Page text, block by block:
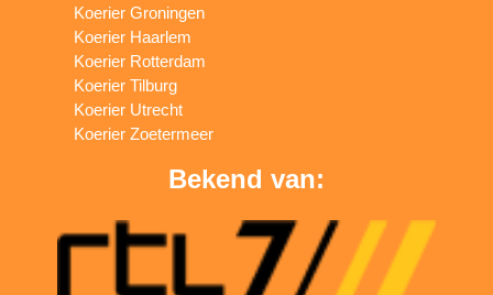
Koerier Groningen
Koerier Haarlem
Koerier Rotterdam
Koerier Tilburg
Koerier Utrecht
Koerier Zoetermeer
Bekend van: